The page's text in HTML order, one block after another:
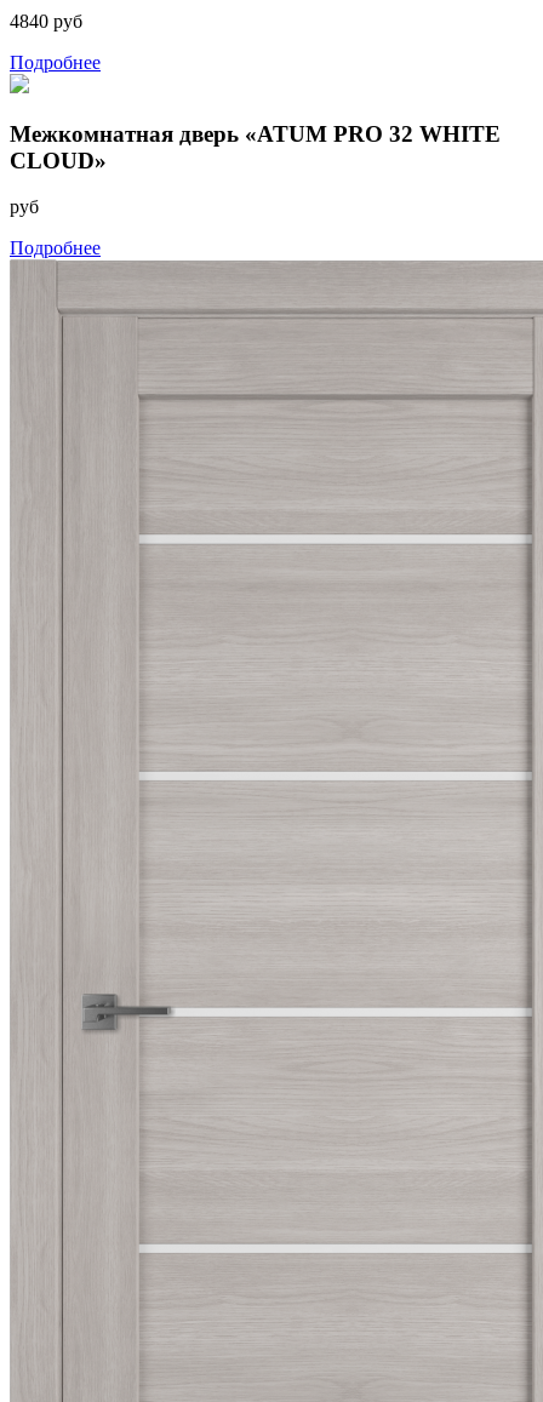
4840 руб
Подробнее
Межкомнатная дверь «ATUM PRO 32 WHITE
CLOUD»
руб
Подробнее